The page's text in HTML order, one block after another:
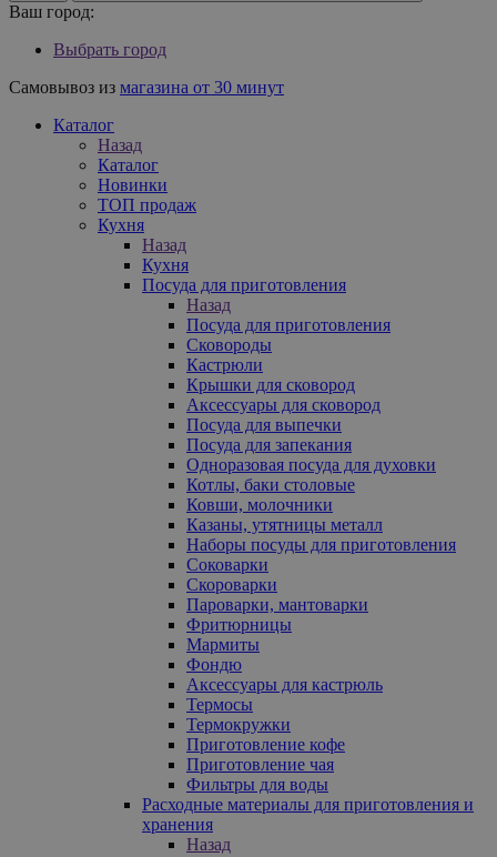
Ваш город:
Выбрать город
Самовывоз из магазина от 30 минут
Каталог
Назад
Каталог
Новинки
ТОП продаж
Кухня
Назад
Кухня
Посуда для приготовления
Назад
Посуда для приготовления
Сковороды
Кастрюли
Крышки для сковород
Аксессуары для сковород
Посуда для выпечки
Посуда для запекания
Одноразовая посуда для духовки
Котлы, баки столовые
Ковши, молочники
Казаны, утятницы металл
Наборы посуды для приготовления
Соковарки
Скороварки
Пароварки, мантоварки
Фритюрницы
Мармиты
Фондю
Аксессуары для кастрюль
Термосы
Термокружки
Приготовление кофе
Приготовление чая
Фильтры для воды
Расходные материалы для приготовления и
хранения
Назад